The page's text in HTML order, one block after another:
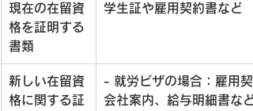
現在の在留資
格を証明する
書類
学生証や雇用契約書など
新しい在留資
格に関する証
- 就労ビザの場合 ：雇用
会社案内、給与明細書など